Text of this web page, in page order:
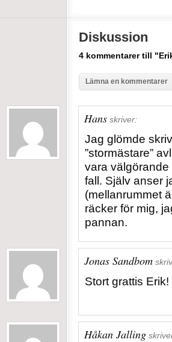
Diskussion
4 kommentarer till
Lämna en kommentarer
Hans skriver:
Jag glömde
”stormästare”
vara välgörande
fall. Själv anser
(mellanrummet
räcker för mig,
pannan.
Jonas Sandbom
Stort grattis Erik!
Håkan Jalling